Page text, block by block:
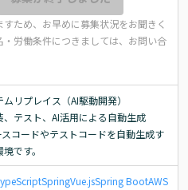
ため、お早めに募集状況をお聞きく
労働条件につきましては、お問い合
リプレイス（AI駆動開発）
テスト、AI活用による自動生成
コードやテストコードを自動生成す
です。
SpringVue.jsSpring BootAWS